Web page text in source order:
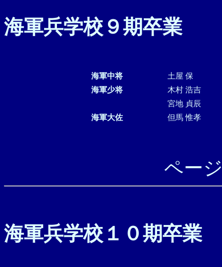
海軍兵学校９期卒業
海軍中将
土屋 保
海軍少将
木村 浩吉
宮地 貞辰
海軍大佐
但馬 惟孝
ペー
海軍兵学校１０期卒業